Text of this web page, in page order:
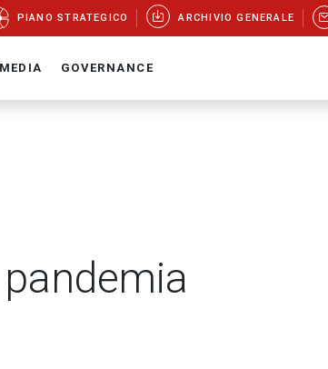
PIANO STRATEGICO ARCHIVIO GENERALE
MEDIA GOVERNANCE